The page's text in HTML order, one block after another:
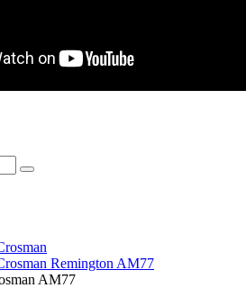
Remington AM77
AM77